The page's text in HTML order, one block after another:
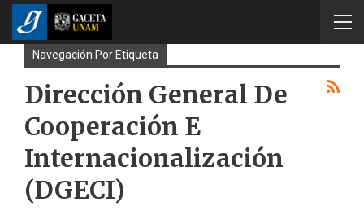
Navegación Por Etiqueta
Dirección General De
Cooperación E
Internacionalización
(DGECI)